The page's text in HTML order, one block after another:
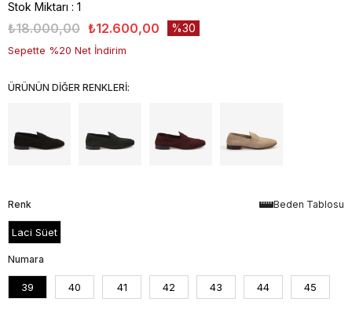
Stok Miktarı : 1
₺18.000,00 ₺12.600,00 30
Sepette %20 Net İndirim
ÜRÜNÜN DİĞER RENKLERİ:
Beden Tablosu
Renk
Laci Süet
Numara
39 40 41 42 43 44 45